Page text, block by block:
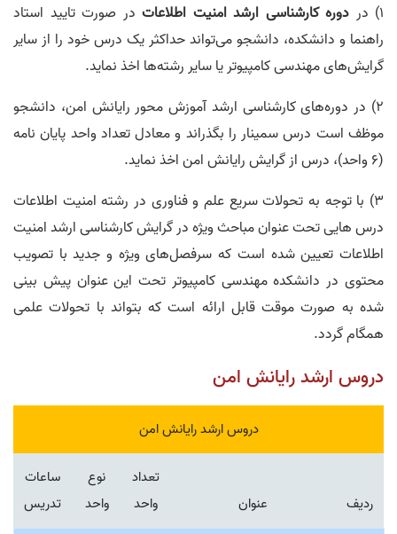
1) در
دوره کارشناسی ارشد امنیت اطلاعات در صورت تایید استاد
راهنما و دانشکده، دانشجو می‌تواند حداکثر یک درس خود را از سایر
گرایش‌های مهندسی کامپیوتر یا سایر رشته‌ها اخذ نماید.
2) در دوره‌­های کارشناسی ارشد آموزش محور رایانش امن، دانشجو
موظف است درس سمینار را بگذراند و معادل تعداد واحد پایان نامه
(6 واحد)، درس از گرایش رایانش امن اخذ نماید.
3) با توجه به تحولات سریع علم و فناوری در رشته امنیت اطلاعات
درس هایی تحت عنوان مباحث ویژه در گرایش کارشناسی ارشد امنیت
اطلاعات تعیین شده است که سرفصل‌های ویژه و جدید با تصویب
محتوی در دانشکده مهندسی کامپیوتر تحت این عنوان پیش بینی
شده به صورت موقت قابل ارائه است که بتواند با تحولات علمی
همگام گردد.
دروس ارشد رایانش امن
دروس ارشد رایانش امن
ردیف عنوان
تعداد
واحد
نوع
واحد
ساعات
تدریس